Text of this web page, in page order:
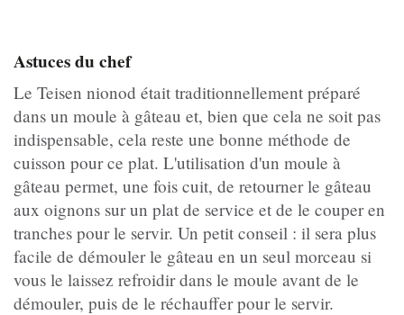
Astuces du chef
Le Teisen nionod était traditionnellement préparé
dans un moule à gâteau et, bien que cela ne soit pas
indispensable, cela reste une bonne méthode de
cuisson pour ce plat. L'utilisation d'un moule à
gâteau permet, une fois cuit, de retourner le gâteau
aux oignons sur un plat de service et de le couper en
tranches pour le servir. Un petit conseil : il sera plus
facile de démouler le gâteau en un seul morceau si
vous le laissez refroidir dans le moule avant de le
démouler, puis de le réchauffer pour le servir.